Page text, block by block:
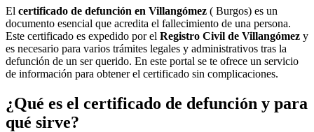
El certificado de defunción en Villangómez ( Burgos) es un
documento esencial que acredita el fallecimiento de una persona.
Este certificado es expedido por el Registro Civil de Villangómez y
es necesario para varios trámites legales y administrativos tras la
defunción de un ser querido. En este portal se te ofrece un servicio
de información para obtener el certificado sin complicaciones.
¿Qué es el certificado de defunción y para
qué sirve?